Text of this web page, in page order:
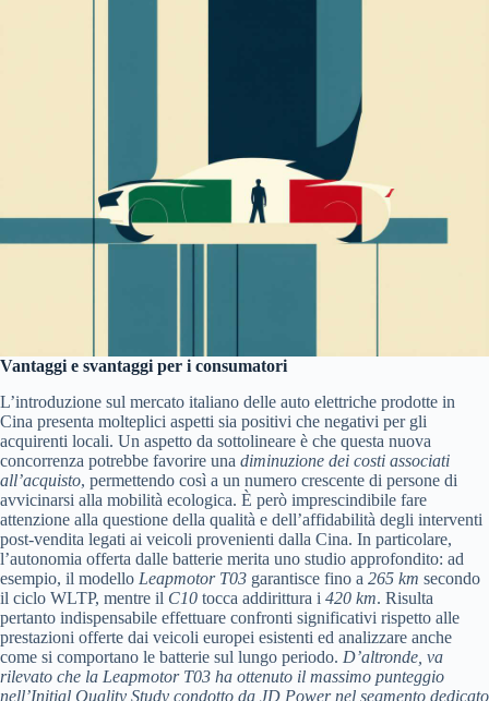
Vantaggi e svantaggi per i consumatori
L’introduzione sul mercato italiano delle auto elettriche prodotte in
Cina presenta molteplici aspetti sia positivi che negativi per gli
acquirenti locali. Un aspetto da sottolineare è che questa nuova
concorrenza potrebbe favorire una diminuzione dei costi associati
all’acquisto, permettendo così a un numero crescente di persone di
avvicinarsi alla mobilità ecologica. È però imprescindibile fare
attenzione alla questione della qualità e dell’affidabilità degli interventi
post-vendita legati ai veicoli provenienti dalla Cina. In particolare,
l’autonomia offerta dalle batterie merita uno studio approfondito: ad
esempio, il modello Leapmotor T03 garantisce fino a 265 km secondo
il ciclo WLTP, mentre il C10 tocca addirittura i 420 km. Risulta
pertanto indispensabile effettuare confronti significativi rispetto alle
prestazioni offerte dai veicoli europei esistenti ed analizzare anche
come si comportano le batterie sul lungo periodo. D’altronde, va
rilevato che la Leapmotor T03 ha ottenuto il massimo punteggio
nell’Initial Quality Study condotto da JD Power nel segmento dedicato